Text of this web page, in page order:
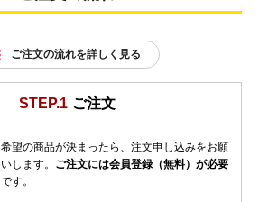
ご注文の流れを詳しく見る
STEP.1 ご注文
希望の商品が決まったら、注文申し込みをお願
いします。 ご注文には会員登録（無料）が必要
です。